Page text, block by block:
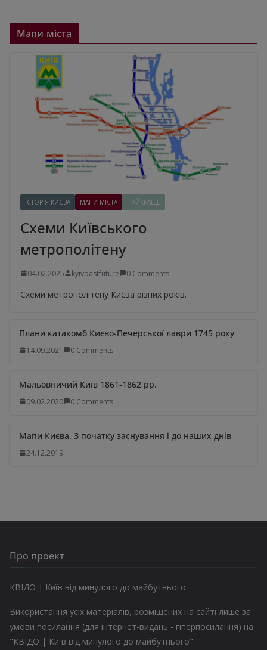
Мапи міста
ІСТОРІЯ КИЄВА МАПИ МІСТА НАЙКРАЩЕ
Схеми Київського
метрополітену
04.02.2025 kyivpastfuture 0 Comments
Схеми метрополітену Києва різних років.
Плани катакомб Києво-Печерської лаври 1745 року
14.09.2021 0 Comments
Мальовничий Київ 1861-1862 рр.
09.02.2020 0 Comments
Мапи Києва. З початку заснування і до наших днів
24.12.2019
Про проект
КВІДО | Київ від минулого до майбутнього.
Використання усіх матеріалів, розміщених на сайті лише за
умови посилання (для інтернет-видань - гіперпосилання) на
"КВІДО | Київ від минулого до майбутнього"